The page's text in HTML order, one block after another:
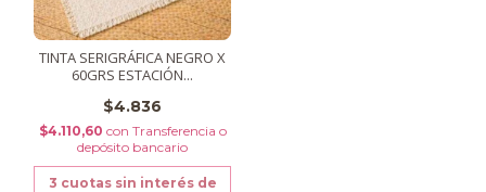
TINTA SERIGRÁFICA NEGRO X
60GRS ESTACIÓN...
$4.836
$4.110,60 con Transferencia o
depósito bancario
3 cuotas sin interés de